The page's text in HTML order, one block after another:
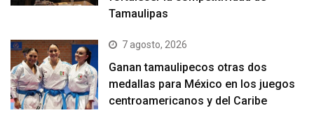
Tamaulipas
7 agosto, 2026
Ganan tamaulipecos otras dos
medallas para México en los juegos
centroamericanos y del Caribe